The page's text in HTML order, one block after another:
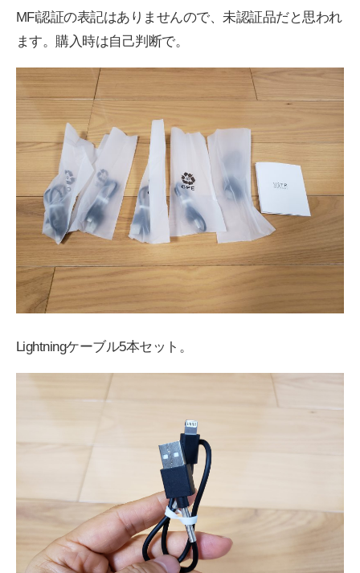
MFi認証の表記はありませんので、未認証品だと思われ
ます。購入時は自己判断で。
Lightningケーブル5本セット。